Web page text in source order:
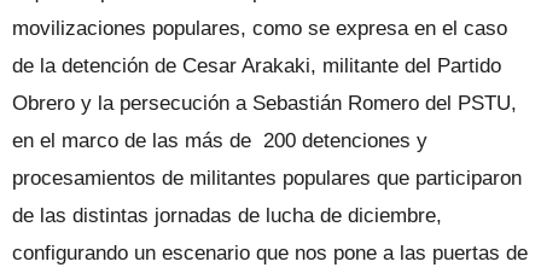
movilizaciones populares, como se expresa en el caso
de la detención de Cesar Arakaki, militante del Partido
Obrero y la persecución a Sebastián Romero del PSTU,
en el marco de las más de 200 detenciones y
procesamientos de militantes populares que participaron
de las distintas jornadas de lucha de diciembre,
configurando un escenario que nos pone a las puertas de